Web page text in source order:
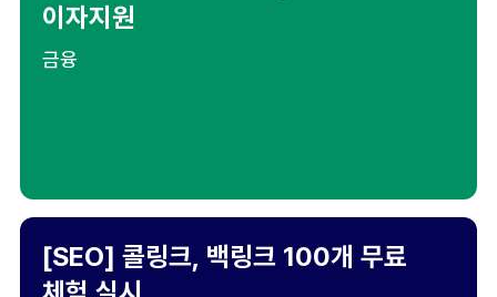
이자지원
금융
[SEO] 콜링크, 백링크 100개 무료